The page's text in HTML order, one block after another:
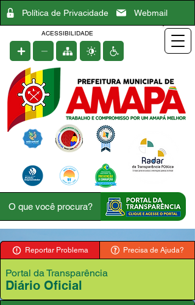
Política de Privacidade Webmail
ACESSIBILIDADE
Reportar Problema Precisa de Ajuda?
Portal da Transparência
Diário Oficial